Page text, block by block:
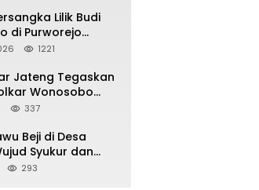
Lilik Budi
di Purworejo
Dua
1221
Jateng Tegaskan
Wonosobo
Teguh Purnomo
337
Beji di Desa
Syukur dan
Sumber Air
293